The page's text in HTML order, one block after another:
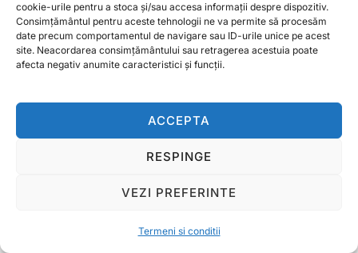
cookie-urile pentru a stoca și/sau accesa informații despre dispozitiv.
Consimțământul pentru aceste tehnologii ne va permite să procesăm
date precum comportamentul de navigare sau ID-urile unice pe acest
site. Neacordarea consimțământului sau retragerea acestuia poate
afecta negativ anumite caracteristici și funcții.
ACCEPTA
RESPINGE
VEZI PREFERINTE
Termeni si conditii
ADAUGĂ ÎN COȘ
Inspiro Theme deWPZOOM